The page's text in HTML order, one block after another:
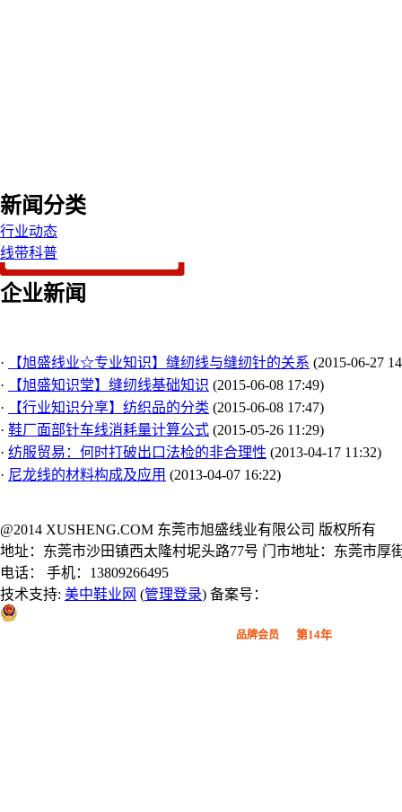
新闻分类
行业动态
线带科普
企业新闻
· 【旭盛线业☆专业知识】缝纫线与缝纫针的关系 (2015-06-27
·
【旭盛知识堂】缝纫线基础知识 (2015-06-08 17:49)
·
【行业知识分享】纺织品的分类 (2015-06-08 17:47)
· 鞋厂面部针车线消耗量计算公式 (2015-05-26 11:29)
· 纺服贸易：何时打破出口法检的非合理性 (2013-04-17 11:32)
· 尼龙线的材料构成及应用 (2013-04-07 16:22)
@2014 XUSHENG.COM 东莞市旭盛线业有限公司 版权所有
地址：东莞市沙田镇西太隆村坭头路77号 门市地址：东莞市厚
电话： 手机：13809266495
技术支持: 美中鞋业网 (管理登录) 备案号：
品牌会员 第14年